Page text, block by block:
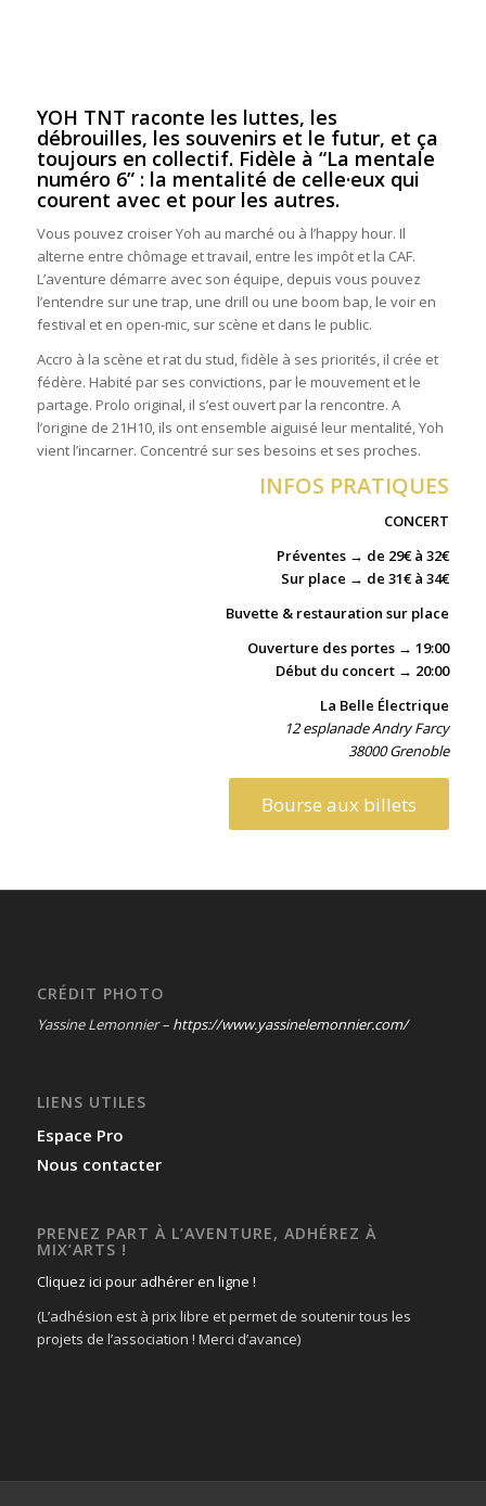
YOH TNT raconte les luttes, les
débrouilles, les souvenirs et le futur, et ça
toujours en collectif. Fidèle à “La mentale
numéro 6” : la mentalité de celle·eux qui
courent avec et pour les autres.
Vous pouvez croiser Yoh au marché ou à l’happy hour. Il
alterne entre chômage et travail, entre les impôt et la CAF.
L’aventure démarre avec son équipe, depuis vous pouvez
l’entendre sur une trap, une drill ou une boom bap, le voir en
festival et en open-mic, sur scène et dans le public.
Accro à la scène et rat du stud, fidèle à ses priorités, il crée et
fédère. Habité par ses convictions, par le mouvement et le
partage. Prolo original, il s’est ouvert par la rencontre. A
l’origine de 21H10, ils ont ensemble aiguisé leur mentalité, Yoh
vient l’incarner. Concentré sur ses besoins et ses proches.
INFOS PRATIQUES
CONCERT
Préventes → de 29€ à 32€
Sur place → de 31€ à 34€
Buvette & restauration sur place
Ouverture des portes → 19:00
Début du concert → 20:00
La Belle Électrique
12 esplanade Andry Farcy
38000 Grenoble
Bourse aux billets
CRÉDIT PHOTO
Yassine Lemonnier – https://www.yassinelemonnier.com/
LIENS UTILES
Espace Pro
Nous contacter
PRENEZ PART À L’AVENTURE, ADHÉREZ À
MIX’ARTS !
Cliquez ici pour adhérer en ligne !
(L’adhésion est à prix libre et permet de soutenir tous les
projets de l’association ! Merci d’avance)